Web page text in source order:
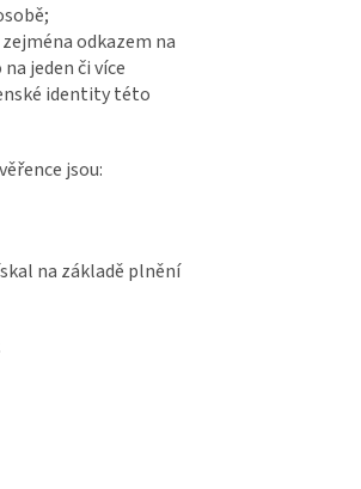
odkazem na
jeden či více
identity této
jsou:
na základě plnění